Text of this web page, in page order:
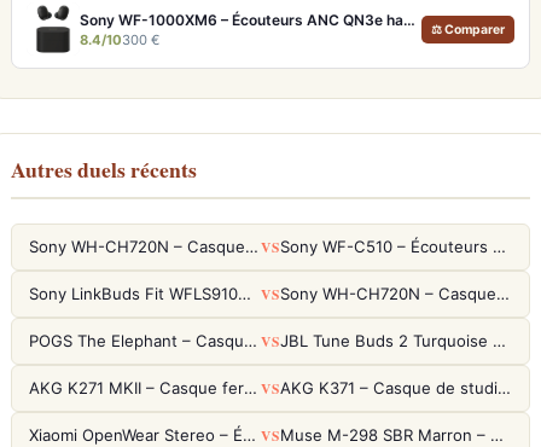
Sony WF-1000XM6 – Écouteurs ANC QN3e haute fidélité
8.4/10300 €
⚖ Comparer
Autres duels récents
Sony WH-CH720N – Casque ANC 35h, Ultra-léger (192g) avec Processeur V1 VS Sony WF-C510 – Écouteurs True Wireless compacts, autonomie 22h et multipoint
Sony LinkBuds Fit WFLS910NW Blanc – Écouteurs Sport Ailes ANC VS Sony WH-CH720N – Casque ANC 35h, Ultra-léger (192g) avec Processeur V1
POGS The Elephant – Casque Filaire Enfants 85dB POGS-Safe™ (Éco-Responsable) VS JBL Tune Buds 2 Turquoise – Écouteurs True Wireless avec ANC et autonomie 48h
AKG K271 MKII – Casque fermé studio fiable pour une écoute neutre VS AKG K371 – Casque de studio fermé 50mm titane, réponse 5Hz-50kHz
Xiaomi OpenWear Stereo – Écouteurs Open-Ear Hi-Res avec réduction de fuite sonore VS Muse M-298 SBR Marron – Casque Bluetooth ANC avec 66h d'autonomie